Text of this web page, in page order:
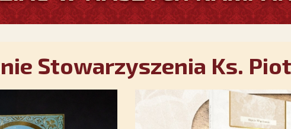
Stowarzyszenia Ks.